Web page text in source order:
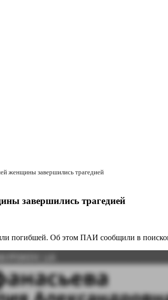
женщины завершились трагедией
завершились трагедией
Об этом ПАИ сообщили в